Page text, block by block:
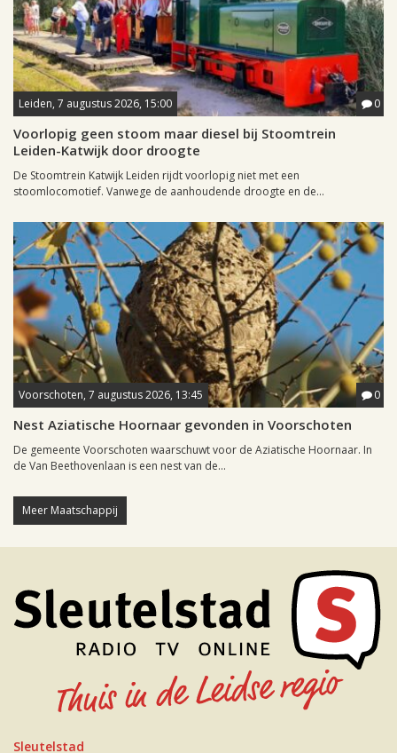
Leiden, 7 augustus 2026, 15:00 0
Voorlopig geen stoom maar diesel bij Stoomtrein
Leiden-Katwijk door droogte
De Stoomtrein Katwijk Leiden rijdt voorlopig niet met een
stoomlocomotief. Vanwege de aanhoudende droogte en de...
Voorschoten, 7 augustus 2026, 13:45 0
Nest Aziatische Hoornaar gevonden in Voorschoten
De gemeente Voorschoten waarschuwt voor de Aziatische Hoornaar. In
de Van Beethovenlaan is een nest van de...
Meer Maatschappij
Sleutelstad